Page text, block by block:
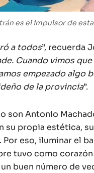
es el impulsor de
a todos”, recuerda
Cuando vimos
empezado algo
de la provincia”.
son Antonio
su propia estética,
eso, iluminar el
tuvo como
buen número de